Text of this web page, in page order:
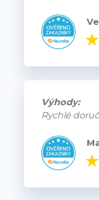
Výhody:
Rychlé